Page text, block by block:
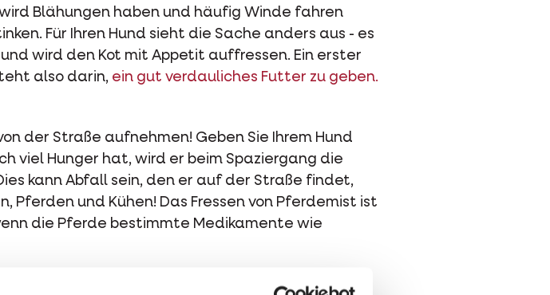
Blähungen haben und häufig Winde fahren
Für Ihren Hund sieht die Sache anders aus - es
wird den Kot mit Appetit auffressen. Ein erster
also darin, ein gut verdauliches Futter zu geben.
der Straße aufnehmen! Geben Sie Ihrem Hund
viel Hunger hat, wird er beim Spaziergang die
kann Abfall sein, den er auf der Straße findet,
Pferden und Kühen! Das Fressen von Pferdemist ist
die Pferde bestimmte Medikamente wie